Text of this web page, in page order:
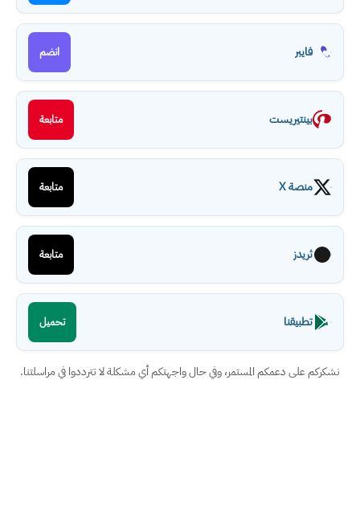
فايبر انضم
بينتيريست متابعة
منصة X متابعة
ثريدز متابعة
تطبيقنا تحميل
نشكركم على دعمكم المستمر، وفي حال واجهتكم أي مشكلة لا تترددوا في مراسلتنا.